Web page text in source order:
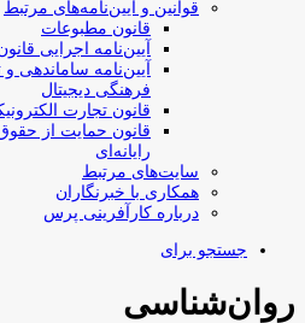
قوانین و آیین‌نامه‌های مرتبط
‌قانون مطبوعات
آیین‌نامه اجرایی
آیین‌نامه سامان­دهی
فرهنگی دیجیتال
قانون تجارت
قانون حمایت از حقوق
رایانه‌ای
سایت‌های مرتبط
همکاری با خبرنگاران
درباره کارآفرینی پرس
جستجو برای
روان‌شناسی